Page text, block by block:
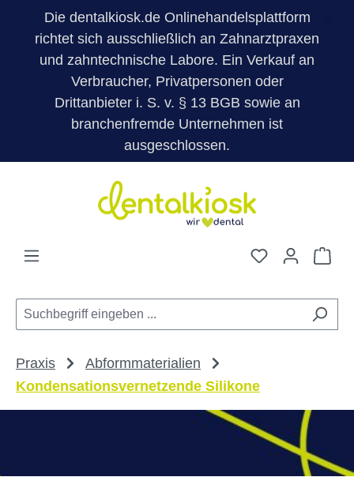
Die dentalkiosk.de Onlinehandelsplattform
richtet sich ausschließlich an Zahnarztpraxen
und zahntechnische Labore. Ein Verkauf an
Verbraucher, Privatpersonen oder
Drittanbieter i. S. v. § 13 BGB sowie an
branchenfremde Unternehmen ist
ausgeschlossen.
Zum Hauptinhalt springen
Du hast 0
Praxis
Abformmaterialien
Kondensationsvernetzende Silikone